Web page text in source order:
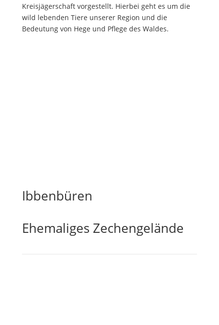
Kreisjägerschaft vorgestellt. Hierbei geht es um die
wild lebenden Tiere unserer Region und die
Bedeutung von Hege und Pflege des Waldes.
Ibbenbüren
Ehemaliges Zechengelände